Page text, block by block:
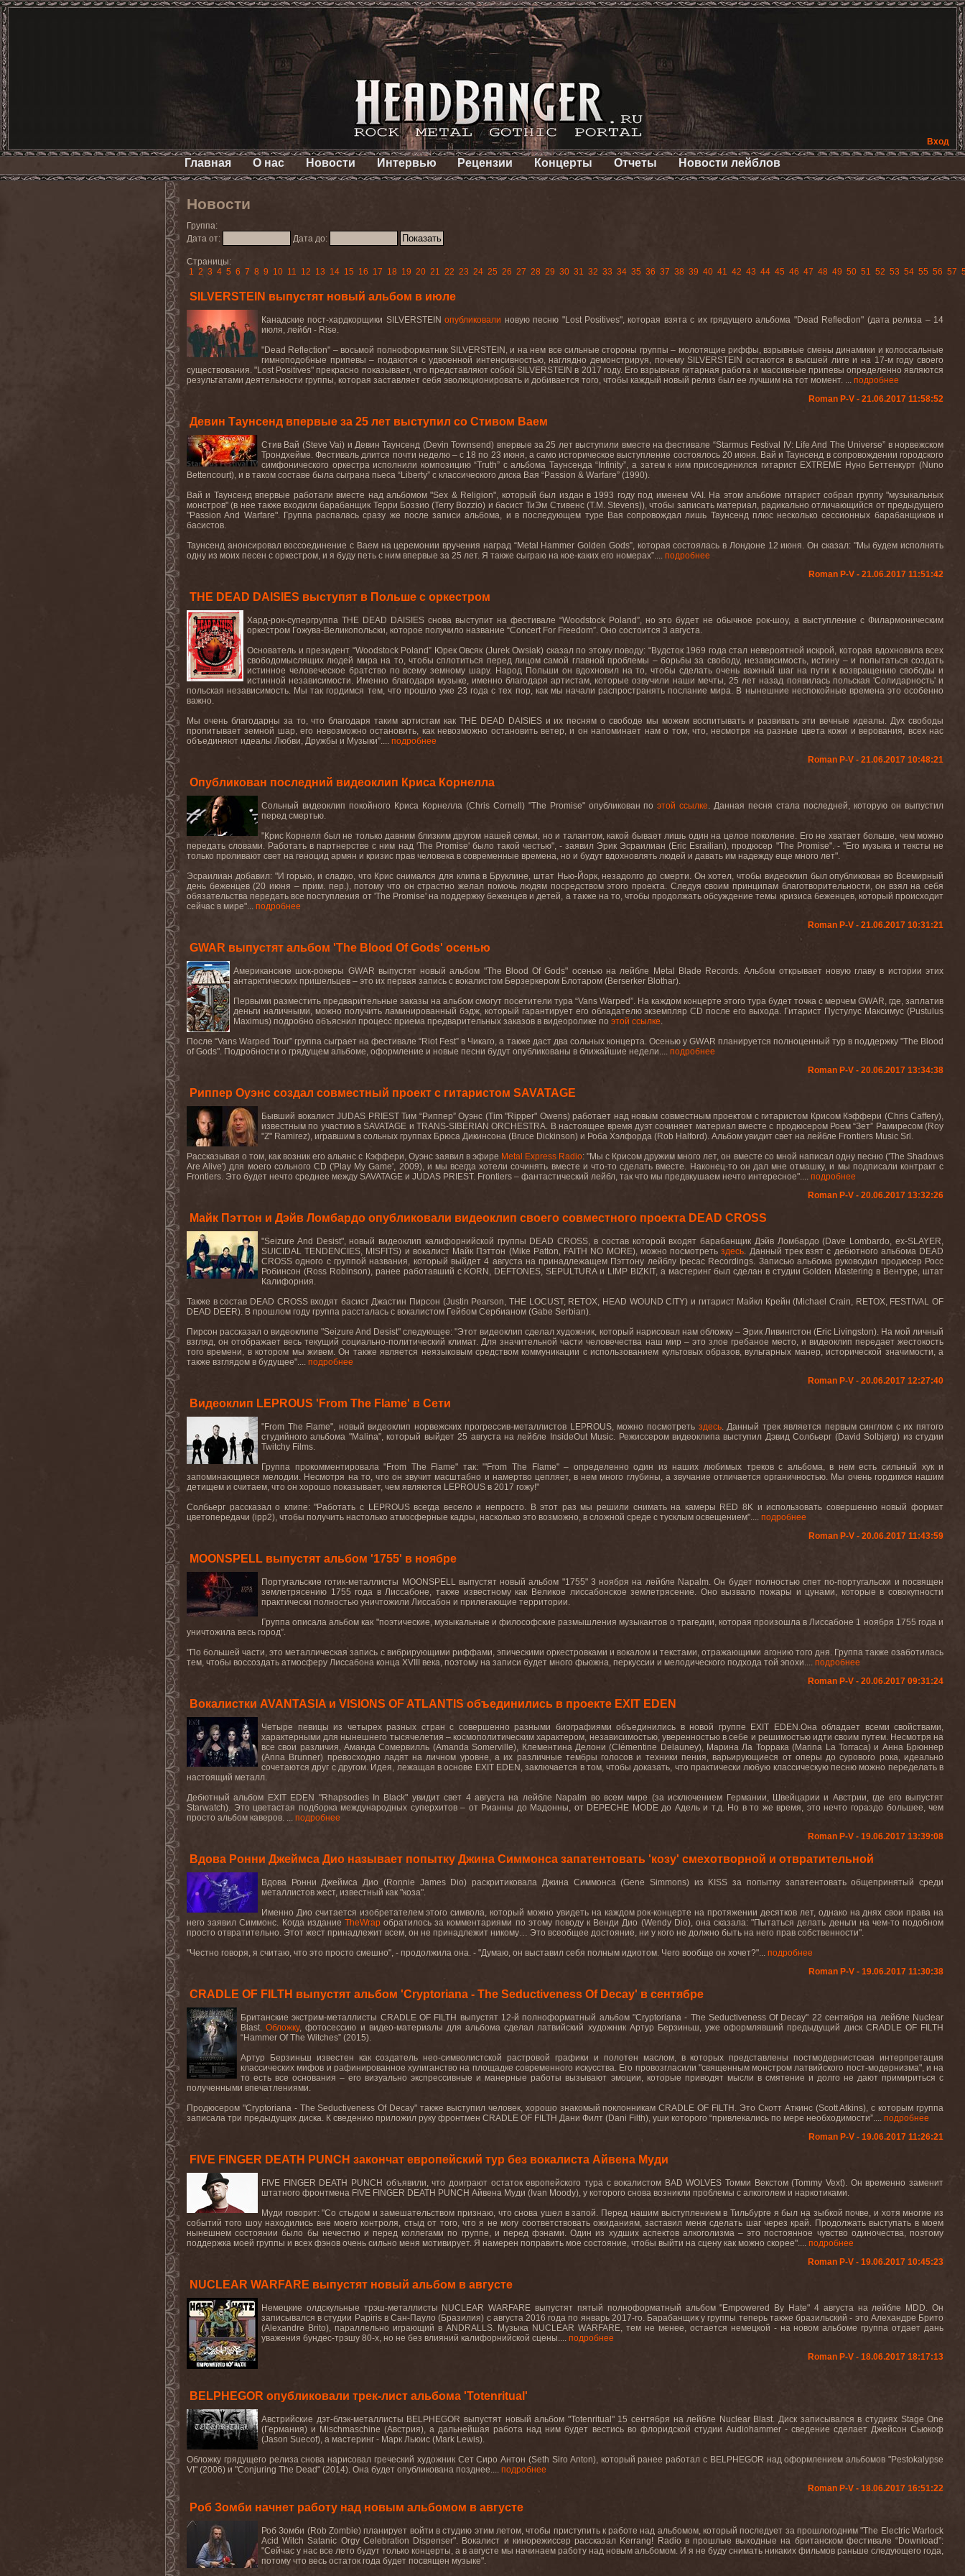
Вход
Главная О нас Новости Интервью Рецензии Концерты Отчеты Новости лейблов
Новости
Группа:
Дата от:
Дата до:
Страницы:
1 2 3 4 5 6 7 8 9 10 11 12 13 14 15 16 17 18 19 20 21 22 23 24 25 26 27 28 29 30 31 32 33 34 35 36 37 38 39 40 41 42 43 44 45 46 47 48 49 50 51 52 53 54 55 56 57
SILVERSTEIN выпустят новый альбом в июле
Канадские пост-хардкорщики SILVERSTEIN опубликовали новую песню "Lost Positives", которая взята с их грядущего альбома "Dead Reflection" (дата релиза – 14
июля, лейбл - Rise.
"Dead Reflection" – восьмой полноформатникSILVERSTEIN , и на нем все сильные стороны группы – молотящие риффы, взрывные смены динамики и колоссальные
гимноподобные припевы – подаются с удвоенной интенсивностью, наглядно демонстрируя, почемуSILVERSTEIN остаются в высшей лиге и на 17-м году своего
существования. "Lost Positives" прекрасно показывает, что представляют собойSILVERSTEIN в 2017 году. Его взрывная гитарная работа и массивные припевы определенно являются
результатами деятельности группы, которая заставляет себя эволюционировать и добивается того, чтобы каждый новый релиз был ее лучшим на тот момент. ... подробнее
Roman P-V - 21.06.2017 11:58:52
Девин Таунсенд впервые за 25 лет выступил со Стивом Ваем
Стив Вай (Steve Vai) и Девин Таунсенд (Devin Townsend) впервые за 25 лет выступили вместе на фестивале “Starmus Festival IV: Life And The Universe” в норвежском
Трондхейме. Фестиваль длится почти неделю – с 18 по 23 июня, а само историческое выступление состоялось 20 июня. Вай и Таунсенд в сопровождении городского
симфонического оркестра исполнили композицию “Truth” с альбома Таунсенда “ Infinity”, а затем к ним присоединился гитарист EXTREME Нуно Беттенкурт (Nuno
Bettencourt), и в таком составе была сыграна пьеса “Liberty” с классического диска Вая “Passion & Warfare” (1990).
Вай и Таунсенд впервые работали вместе над альбомом "Sex & Religion", который был издан в 1993 году под именемVAI . На этом альбоме гитарист собрал группу "музыкальных
монстров" (в нее также входили барабанщик Терри Боззио (Terry Bozzio) и басист ТиЭм Стивенс (T.M .Stevens)), чтобы записать материал, радикально отличающийся от предыдущего
"Passion And Warfare". Группа распалась сразу же после записи альбома, и в последующем туре Вая сопровождал лишь Таунсенд плюс несколько сессионных барабанщиков и
басистов.
Таунсенд анонсировал воссоединение с Ваем на церемонии вручения наград “Metal Hammer Golden Gods”, которая состоялась в Лондоне 12 июня. Он сказал: "Мы будем исполнять
одну из моих песен с оркестром, и я буду петь с ним впервые за 25 лет. Я также сыграю на кое-каких его номерах”.... подробнее
Roman P-V - 21.06.2017 11:51:42
THE DEAD DAISIES выступят в Польше с оркестром
Хард-рок-супергруппа THE DEAD DAISIES снова выступит на фестивале “Woodstock Poland”, но это будет не обычное рок-шоу, а выступление с Филармоническим
оркестром Гожува-Великопольски, которое получило название “Concert For Freedom”. Оно состоится 3 августа.
Основатель и президент “Woodstock Poland” Юрек Овсяк (Jurek Owsiak) сказал по этому поводу: “Вудсток 1969 года стал невероятной искрой, которая вдохновила всех
свободомыслящих людей мира на то, чтобы сплотиться перед лицом самой главной проблемы – борьбы за свободу, независимость, истину – и попытаться создать
истинное человеческое братство по всему земному шару. Народ Польши он вдохновил на то, чтобы сделать очень важный шаг на пути к возвращению свободы и
истинной независимости. Именно благодаря музыке, именно благодаря артистам, которые озвучили наши мечты, 25 лет назад появилась польская 'Солидарность' и
польская независимость. Мы так гордимся тем, что прошло уже 23 года с тех пор, как мы начали распространять послание мира. В нынешние неспокойные времена это особенно
важно.
Мы очень благодарны за то, что благодаря таким артистам как THE DEAD DAISIESи их песням о свободе мы можем воспитывать и развивать эти вечные идеалы. Дух свободы
пропитывает земной шар, его невозможно остановить, как невозможно остановить ветер, и он напоминает нам о том, что, несмотря на разные цвета кожи и верования, всех нас
объединяют идеалы Любви, Дружбы и Музыки”.... подробнее
Roman P-V - 21.06.2017 10:48:21
Опубликован последний видеоклип Криса Корнелла
Сольный видеоклип покойного Криса Корнелла(Chris Cornell) "The Promise" опубликован поэтой ссылке.Данная песня стала последней,которую он выпустил
перед смертью.
"Крис Корнелл был не только давним близким другом нашей семьи, но и талантом, какой бывает лишь один на целое поколение. Его не хватает больше, чем можно
передать словами. Работать в партнерстве с ним над 'The Promise' было такой честью", - заявил Эрик Эсраилиан (Eric Esrailian), продюсер "The Promise". - "Его музыка и тексты не
только проливают свет на геноцид армян и кризис прав человека в современные времена, но и будут вдохновлять людей и давать им надежду еще много лет".
Эсраилиан добавил: "И горько, и сладко, что Крис снимался для клипа в Бруклине, штат Нью-Йорк, незадолго до смерти. Он хотел, чтобы видеоклип был опубликован во Всемирный
день беженцев (20 июня – прим. пер.), потому что он страстно желал помочь людям посредством этого проекта. Следуя своим принципам благотворительности, он взял на себя
обязательства передать все поступления от 'The Promise' на поддержку беженцев и детей, а также на то, чтобы продолжать обсуждение темы кризиса беженцев, который происходит
сейчас в мире"... подробнее
Roman P-V - 21.06.2017 10:31:21
GWAR выпустят альбом 'The Blood Of Gods' осенью
Американские шок-рокеры GWAR выпустят новый альбом "The Blood Of Gods" осенью на лейбле Metal Blade Records.Альбом открывает новую главу в истории этих
антарктических пришельцев – это их первая запись с вокалистом Берзеркером Блотаром (Berserker Blothar).
Первыми разместить предварительные заказы на альбом смогут посетители тура “Vans Warped”. На каждом концерте этого тура будет точка с мерчем GWAR, где, заплатив
деньги наличными, можно получить ламинированный бэдж, который гарантирует его обладателю экземплярCD после его выхода. Гитарист Пустулус Максимус (Pustulus
Maximus) подробно объяснил процесс приема предварительных заказов в видеоролике по этой ссылке.
После “Vans Warped Tour” группа сыграет на фестивале “Riot Fest” в Чикаго, а также даст два сольных концерта. Осенью у GWAR планируется полноценный тур в поддержку "The Blood
of Gods". Подробности о грядущем альбоме, оформление и новые песни будут опубликованы в ближайшие недели.... подробнее
Roman P-V - 20.06.2017 13:34:38
Риппер Оуэнс создал совместный проект с гитаристом SAVATAGE
Бывший вокалист JUDAS PRIEST Тим “Риппер” Оуэнс (Tim"Ripper" Owens) работает над новым совместным проектом с гитаристом Крисом Кэффери (Chris Caffery),
известным по участию вSAVATAGE иTRANS-SIBERIAN ORCHESTRA. В настоящее время дуэт сочиняет материал вместе с продюсером Роем “Зет” Рамиресом (Roy
"Z" Ramirez), игравшим в сольных группах Брюса Дикинсона (Bruce Dickinson) и Роба Хэлфорда (Rob Halford). Альбом увидит свет на лейбле Frontiers Music Srl.
Рассказывая о том, как возник его альянс с Кэффери, Оуэнс заявил в эфире Metal Express Radio: "Мы с Крисом дружим много лет, он вместе со мной написал одну песню ('The Shadows
Are Alive') для моего сольного CD ('Play My Game', 2009), и мы всегда хотели сочинять вместе и что-то сделать вместе. Наконец-то он дал мне отмашку, и мы подписали контракт с
Frontiers. Это будет нечто среднее между SAVATAGE и JUDAS PRIEST. Frontiers – фантастический лейбл, так что мы предвкушаем нечто интересное".... подробнее
Roman P-V - 20.06.2017 13:32:26
Майк Пэттон и Дэйв Ломбардо опубликовали видеоклип своего совместного проекта DEAD CROSS
"Seizure And Desist", новый видеоклип калифорнийской группы DEAD CROSS, в состав которой входят барабанщик Дэйв Ломбардо (Dave Lombardo, ex-SLAYER,
SUICIDAL TENDENCIES, MISFITS) и вокалист Майк Пэттон (Mike Patton, FAITH NO MORE), можно посмотретьздесь. Данный трек взят с дебютного альбома DEAD
CROSS одного с группой названия, который выйдет 4 августа на принадлежащем Пэттону лейблу Ipecac Recordings. Записью альбома руководил продюсер Росс
Робинсон (Ross Robinson), ранее работавший с KORN , DEFTONES,SEPULTURA и LIMP BIZKIT, а мастеринг был сделан в студииGolden Mastering в Вентуре, штат
Калифорния.
Также в состав DEAD CROSS входят басист Джастин Пирсон (Justin Pearson,THE LOCUST, RETOX, HEAD WOUND CITY) и гитарист Майкл Крейн (Michael Crain, RETOX, FESTIVAL OF
DEAD DEER). В прошлом году группа рассталась с вокалистом Гейбом Сербианом (Gabe Serbian).
Пирсон рассказал о видеоклипе "Seizure And Desist" следующее: "Этот видеоклип сделал художник, который нарисовал нам обложку – Эрик Ливингстон (Eric Livingston). На мой личный
взгляд, он отображает весь текущий социально-политический климат. Для значительной части человечества наш мир – это злое гребаное место, и видеоклип передает жестокость
того времени, в котором мы живем. Он также является неязыковым средством коммуникации с использованием культовых образов, вульгарных манер, исторической значимости, а
также взглядом в будущее".... подробнее
Roman P-V - 20.06.2017 12:27:40
Видеоклип LEPROUS 'From The Flame' в Сети
"From The Flame", новый видеоклип норвежских прогрессив-металлистов LEPROUS, можно посмотреть здесь.Данный трек является первым синглом с их пятого
студийного альбома "Malina", который выйдет 25 августа на лейбле InsideOut Music. Режиссером видеоклипа выступил Дэвид Солбьерг (David Solbjørg) из студии
Twitchy Films.
Группа прокомментировала "From The Flame" так: "'From The Flame" – определенно один из наших любимых треков с альбома, в нем есть сильный хук и
запоминающиеся мелодии. Несмотря на то, что он звучит масштабно и намертво цепляет, в нем много глубины, а звучание отличается органичностью. Мы очень гордимся нашим
детищем и считаем, что он хорошо показывает, чем являются LEPROUS в 2017 гожу!"
Солбьерг рассказал о клипе: "Работать с LEPROUSвсегда весело и непросто. В этот раз мы решили снимать на камеры RED 8 K и использовать совершенно новый формат
цветопередачи (ipp2), чтобы получить настолько атмосферные кадры, насколько это возможно, в сложной среде с тусклым освещением".... подробнее
Roman P-V - 20.06.2017 11:43:59
MOONSPELL выпустят альбом '1755' в ноябре
Португальские готик-металлисты MOONSPELL выпустят новый альбом "1755" 3 ноября на лейбле Napalm. Он будет полностью спет по-португальски и посвящен
землетрясению 1755 года в Лиссабоне, также известному как Великое лиссабонское землетрясение. Оно вызвало пожары и цунами, которые в совокупности
практически полностью уничтожили Лиссабон и прилегающие территории.
Группа описала альбом как "поэтические, музыкальные и философские размышления музыкантов о трагедии, которая произошла в Лиссабоне 1 ноября 1755 года и
уничтожила весь город”.
"По большей части, это металлическая запись с вибрирующими риффами, эпическими оркестровками и вокалом и текстами, отражающими агонию того дня. Группа также озаботилась
тем, чтобы воссоздать атмосферу Лиссабона конца XVIII века, поэтому на записи будет много фьюжна, перкуссии и мелодического подхода той эпохи.... подробнее
Roman P-V - 20.06.2017 09:31:24
Вокалистки AVANTASIA и VISIONS OF ATLANTIS объединились в проекте EXIT EDEN
Четыре певицы из четырех разных стран с совершенно разными биографиями объединились в новой группе EXIT EDEN .Она обладает всеми свойствами,
характерными для нынешнего тысячелетия – космополитическим характером, независимостью, уверенностью в себе и решимостью идти своим путем. Несмотря на
все свои различия, Аманда Сомервилль (Amanda Somerville), Клементина Делони (Clémentine Delauney), Марина Ла Торрака (Marina La Torraca) и Анна Брюннер
(Anna Brunner) превосходно ладят на личном уровне, а их различные тембры голосов и техники пения, варьирующиеся от оперы до сурового рока, идеально
сочетаются друг с другом. Идея, лежащая в основе EXIT EDEN , заключается в том, чтобы доказать, что практически любую классическую песню можно переделать в
настоящий металл.
Дебютный альбом EXIT EDEN "Rhapsodies In Black" увидит свет 4 августа на лейбле Napalm во всем мире (за исключением Германии, Швейцарии и Австрии, где его выпустят
Starwatch). Это цветастая подборка международных суперхитов – от Рианны до Мадонны, от DEPECHE MODE до Адель и т.д. Но в то же время, это нечто гораздо большее, чем
просто альбом каверов. ... подробнее
Roman P-V - 19.06.2017 13:39:08
Вдова Ронни Джеймса Дио называет попытку Джина Симмонса запатентовать 'козу' смехотворной и отвратительной
Вдова Ронни Джеймса Дио (Ronnie James Dio) раскритиковала Джина Симмонса (Gene Simmons) из KISS за попытку запатентовать общепринятый среди
металлистов жест, известный как "коза".
Именно Дио считается изобретателем этого символа, который можно увидеть на каждом рок-концерте на протяжении десятков лет, однако на днях свои права на
него заявил Симмонс. Когда издание TheWrapобратилось за комментариями по этому поводу к Венди Дио (Wendy Dio), она сказала: "Пытаться делать деньги на чем-то подобном
просто отвратительно. Этот жест принадлежит всем, он не принадлежит никому… Это всеобщее достояние, ни у кого не должно быть на него прав собственности".
"Честно говоря, я считаю, что это просто смешно", - продолжила она. - "Думаю, он выставил себя полным идиотом. Чего вообще он хочет?"... подробнее
Roman P-V - 19.06.2017 11:30:38
CRADLE OF FILTH выпустят альбом 'Cryptoriana - The Seductiveness Of Decay' в сентябре
Британские экстрим-металлисты CRADLE OF FILTH выпустят12-й полноформатный альбом "Cryptoriana - The Seductiveness Of Decay" 22сентября на лейбле Nuclear
Blast.Обложку, фотосессию и видео-материалы для альбома сделал латвийский художник Артур Берзиньш, уже оформлявший предыдущий диск CRADLE OF FILTH
“Hammer Of The Witches” (2015).
Артур Берзиньш известен как создатель нео-символистской растровой графики и полотен маслом, в которых представлены постмодернистская интерпретация
классических мифов и рафинированное хулиганство на площадке современного искусства. Его провозгласили "священным монстром латвийского пост-модернизма", и на
то есть все основания – его визуально экспрессивные и манерные работы вызывают эмоции, которые приводят мысли в смятение и долго не дают примириться с
полученными впечатлениями.
Продюсером "Cryptoriana - The Seductiveness Of Decay"также выступил человек, хорошо знакомый поклонникамCRADLE OF FILTH. Это Скотт Аткинс (Scott Atkins), с которым группа
записала три предыдущих диска. К сведению приложил руку фронтмен CRADLE OF FILTH Дани Филт (Dani Filth), уши которого “привлекались по мере необходимости”.... подробнее
Roman P-V - 19.06.2017 11:26:21
FIVE FINGER DEATH PUNCH закончат европейский тур без вокалиста Айвена Муди
FIVE FINGER DEATH PUNCH объявили, что доиграют остаток европейского тура с вокалистом BAD WOLVES Томми Векстом (Tommy Vext). Он временно заменит
штатного фронтмена FIVE FINGER DEATH PUNCH Айвена Муди ( Ivan Moody), у которого снова возникли проблемы с алкоголем и наркотиками.
Муди говорит: "Со стыдом и замешательством признаю, что снова ушел в запой. Перед нашим выступлением в Тильбурге я был на зыбкой почве, и хотя многие из
событий того шоу находились вне моего контроля, стыд от того, что я не могу соответствовать ожиданиям, заставил меня сделать шаг через край. Продолжать выступать в моем
нынешнем состоянии было бы нечестно и перед коллегами по группе, и перед фэнами. Один из худших аспектов алкоголизма – это постоянное чувство одиночества, поэтому
поддержка моей группы и всех фэнов очень сильно меня мотивирует. Я намерен поправить мое состояние, чтобы выйти на сцену как можно скорее".... подробнее
Roman P-V - 19.06.2017 10:45:23
NUCLEAR WARFARE выпустят новый альбом в августе
Немецкие олдскульные трэш-металлисты NUCLEAR WARFAREвыпустят пятый полноформатный альбом "Empowered By Hate" 4 августа на лейбле MDD. Он
записывался в студии Papiris в Сан-Пауло (Бразилия) с августа 2016 года по январь 2017-го. Барабанщик у группы теперь также бразильский - это Алехандре Брито
(Alexandre Brito), параллельно играющий в ANDRALLS. Музыка NUCLEAR WARFARE, тем не менее, остается немецкой - на новом альбоме группа отдает дань
уважения бундес-трэшу 80-х, но не без влияний калифорнийской сцены.... подробнее
Roman P-V - 18.06.2017 18:17:13
BELPHEGOR опубликовали трек-лист альбома 'Totenritual'
Австрийские дэт-блэк-металлисты BELPHEGOR выпустят новый альбом "Totenritual"15 сентября на лейбле Nuclear Blast.Диск записывался в студиях Stage One
(Германия) и Mischmaschine (Австрия), а дальнейшая работа над ним будет вестись во флоридской студии Audiohammer - сведение сделает Джейсон Сьюкоф
(Jason Suecof), а мастеринг - Марк Льюис (Mark Lewis).
Обложку грядущего релиза снова нарисовал греческий художник Сет Сиро Антон (Seth Siro Anton), который ранее работал с BELPHEGOR над оформлением альбомов "Pestokalypse
VI " (2006) и "Conjuring The Dead" (2014). Она будет опубликована позднее.... подробнее
Roman P-V - 18.06.2017 16:51:22
Роб Зомби начнет работу над новым альбомом в августе
Роб Зомби (Rob Zombie) планирует войти в студию этим летом, чтобы приступить к работе над альбомом, который последует за прошлогодним "The Electric Warlock
Acid Witch Satanic Orgy Celebration Dispenser". Вокалист и кинорежиссер рассказал Kerrang! Radio в прошлые выходные на британском фестивале “Download”:
"Сейчас у нас все лето будут только концерты, а в августе мы начинаем работу над новым альбомом. И я не буду снимать никаких фильмов раньше следующего года,
потому что весь остаток года будет посвящен музыке".